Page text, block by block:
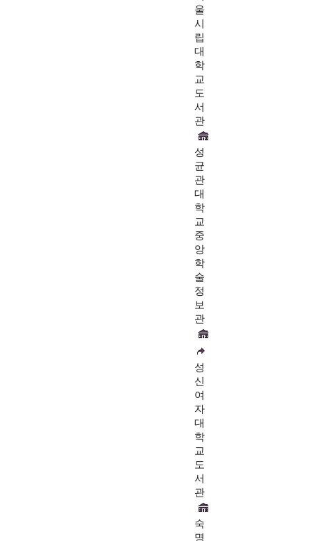
울
시
립
대
학
교
도
서
관
성
균
관
대
학
교
중
앙
학
술
정
보
관
성
신
여
자
대
학
교
도
서
관
숙
명